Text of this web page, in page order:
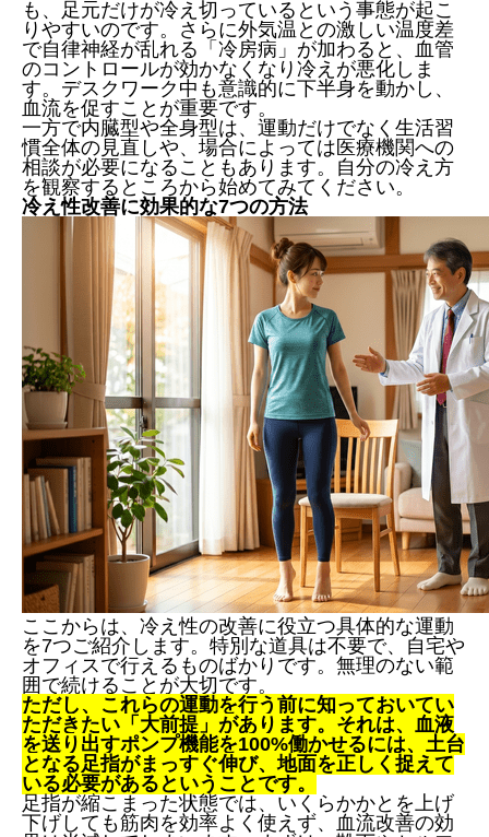
も、足元だけが冷え切っているという事態が起こ
りやすいのです。さらに外気温との激しい温度差
で自律神経が乱れる「冷房病」が加わると、血管
のコントロールが効かなくなり冷えが悪化しま
す。デスクワーク中も意識的に下半身を動かし、
血流を促すことが重要です。
一方で内臓型や全身型は、運動だけでなく生活習
慣全体の見直しや、場合によっては医療機関への
相談が必要になることもあります。自分の冷え方
を観察するところから始めてみてください。
冷え性改善に効果的な7つの方法
ここからは、冷え性の改善に役立つ具体的な運動
を7つご紹介します。特別な道具は不要で、自宅や
オフィスで行えるものばかりです。無理のない範
囲で続けることが大切です。
ただし、これらの運動を行う前に知っておいてい
ただきたい「大前提」があります。それは、血液
を送り出すポンプ機能を100%働かせるには、土台
となる足指がまっすぐ伸び、地面を正しく捉えて
いる必要があるということです。
足指が縮こまった状態では、いくらかかとを上げ
下げしても筋肉を効率よく使えず、血流改善の効